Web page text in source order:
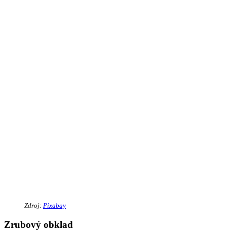
Zdroj: Pixabay
Zrubový obklad